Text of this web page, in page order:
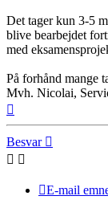
Det tager kun 3-5
blive bearbejdet
med
På forhånd mange
Mvh. Nicolai,
Besvar
E-mail